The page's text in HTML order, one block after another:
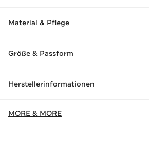
Material & Pflege
Größe & Passform
Herstellerinformationen
MORE & MORE